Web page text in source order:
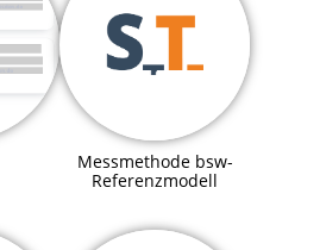
Messmethode bsw-
Referenzmodell